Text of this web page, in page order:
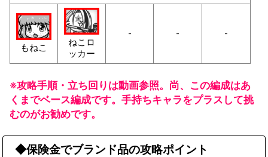
もねこ
ねこロ
ッカー
- - -
※攻略手順・立ち回りは動画参照。尚、この編成はあ
くまでベース編成です。手持ちキャラをプラスして挑
むのがお勧めです。
◆保険金でブランド品の攻略ポイント